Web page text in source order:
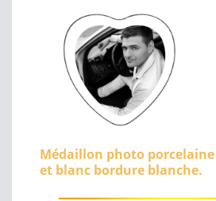
Médaillon photo
et blanc bordure blanche.